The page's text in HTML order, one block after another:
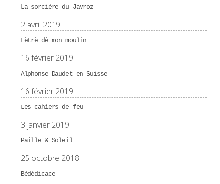
La sorcière du Javroz
2 avril 2019
Lètrè dè mon moulin
16 février 2019
Alphonse Daudet en Suisse
16 février 2019
Les cahiers de feu
3 janvier 2019
Paille & Soleil
25 octobre 2018
Bédédicace